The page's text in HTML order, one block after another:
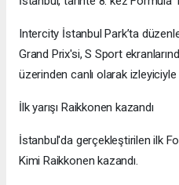
Intercity İstanbul Park’ta
Grand Prix'si, S Sport
üzerinden canlı olarak izleyiciyle
İlk yarışı Raikkonen kazandı
İstanbul'da gerçekleştirilen ilk
Kimi Raikkonen kazandı.